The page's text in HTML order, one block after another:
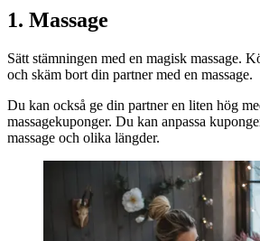
1. Massage
Sätt stämningen med en magisk massage.
och skäm bort din partner med en massage.
Du kan också ge din partner en liten hög
massagekuponger. Du kan anpassa
massage och olika längder.